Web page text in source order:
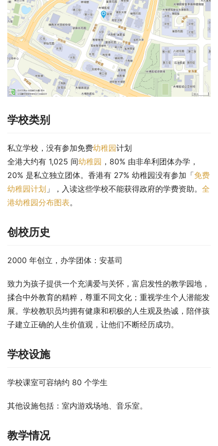
学校类别
私立学校，没有参加免费幼稚园计划
全港大约有 1,025 间幼稚园 ，80% 由非牟利团体办学，
20% 是私立独立团体。香港有 27% 幼稚园没有参加「免费
幼稚园计划 」，入读这些学校不能获得政府的学费资助。 全
港幼稚园分布图表。
创校历史
2000 年创立，办学团体：安基司
致力为孩子提供一个充满爱与关怀，富启发性的教学园地，
揉合中外教育的精粹，尊重不同文化；重视学生个人潜能发
展。学校教职员均拥有健康和积极的人生观及热诚，陪伴孩
子建立正确的人生价值观，让他们不断经历成功。
学校设施
学校课室可容纳约 80 个学生
其他设施包括：室内游戏场地、音乐室。
教学情况